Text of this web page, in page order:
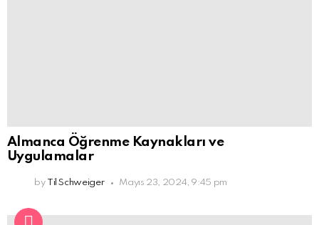
Almanca Öğrenme Kaynakları ve
Uygulamalar
by Til Schweiger Mayıs 23, 2024, 9:45 pm